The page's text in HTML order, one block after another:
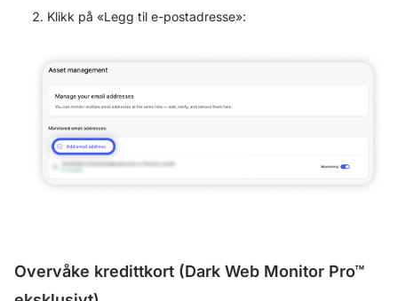
Klikk på «Legg til e-postadresse»:
Overvåke kredittkort (Dark Web Monitor Pro™